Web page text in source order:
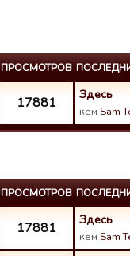
ПРОСМОТРОВ
17881 Здесь
кем Sam
ПРОСМОТРОВ
17881 Здесь
кем Sam